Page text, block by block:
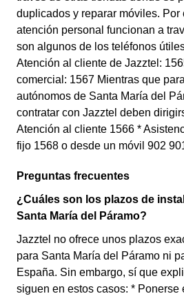
duplicados y reparar móviles. Por
atención personal funcionan a
son algunos de los teléfonos
Atención al cliente de Jazztel:
comercial: 1567 Mientras que
autónomos de Santa María del
contratar con Jazztel deben
Atención al cliente 1566 *
fijo 1568 o desde un móvil 902
Preguntas frecuentes
¿Cuáles son los plazos de
Santa María del Páramo?
Jazztel no ofrece unos plazos
para Santa María del Páramo ni
España. Sin embargo, sí que
siguen en estos casos: * Ponerse